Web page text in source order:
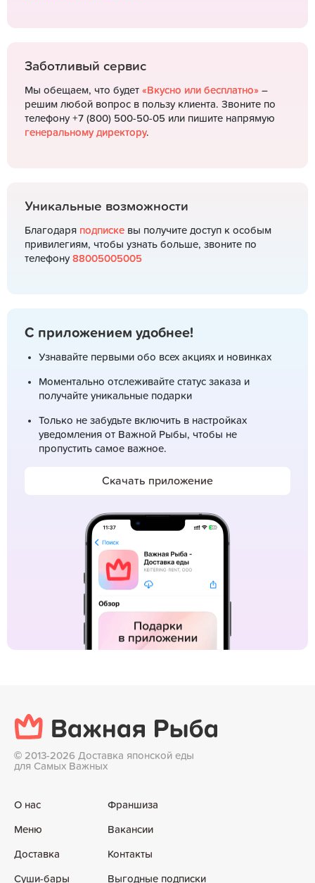
Заботливый сервис
Мы обещаем, что будет «Вкусно или бесплатно» –
решим любой вопрос в пользу клиента. Звоните по
телефону +7 (800) 500-50-05 или пишите напрямую
генеральному директору.
Уникальные возможности
Благодаря подписке вы получите доступ к особым
привилегиям, чтобы узнать больше, звоните по
телефону 88005005005
С приложением удобнее!
Узнавайте первыми обо всех акциях и новинках
Моментально отслеживайте статус заказа и
получайте уникальные подарки
Только не забудьте включить в настройках
уведомления от Важной Рыбы, чтобы не
пропустить самое важное.
Скачать приложение
© 2013-2026 Доставка японской еды
для Самых Важных
О нас
Меню
Доставка
Суши-бары
Франшиза
Вакансии
Контакты
Выгодные подписки